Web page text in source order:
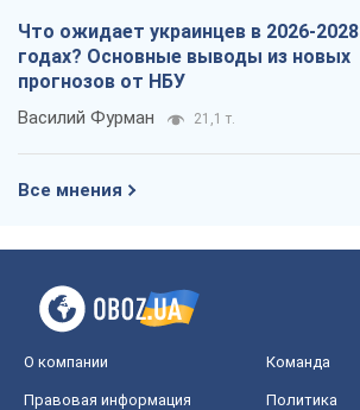
Что ожидает украинцев в 2026-2028
годах? Основные выводы из новых
прогнозов от НБУ
Василий Фурман 21,1 т.
Все мнения
О компании Команда
Правовая информация
Политика